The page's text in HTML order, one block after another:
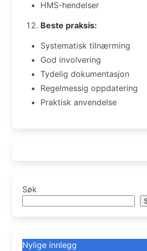
HMS-hendelser
Beste praksis:
Systematisk tilnærming
God involvering
Tydelig dokumentasjon
Regelmessig oppdatering
Praktisk anvendelse
Søk
Nylige innlegg